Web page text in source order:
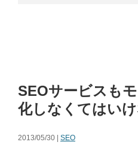
SEOサービスも
化しなくてはい
2013/05/30 | SEO